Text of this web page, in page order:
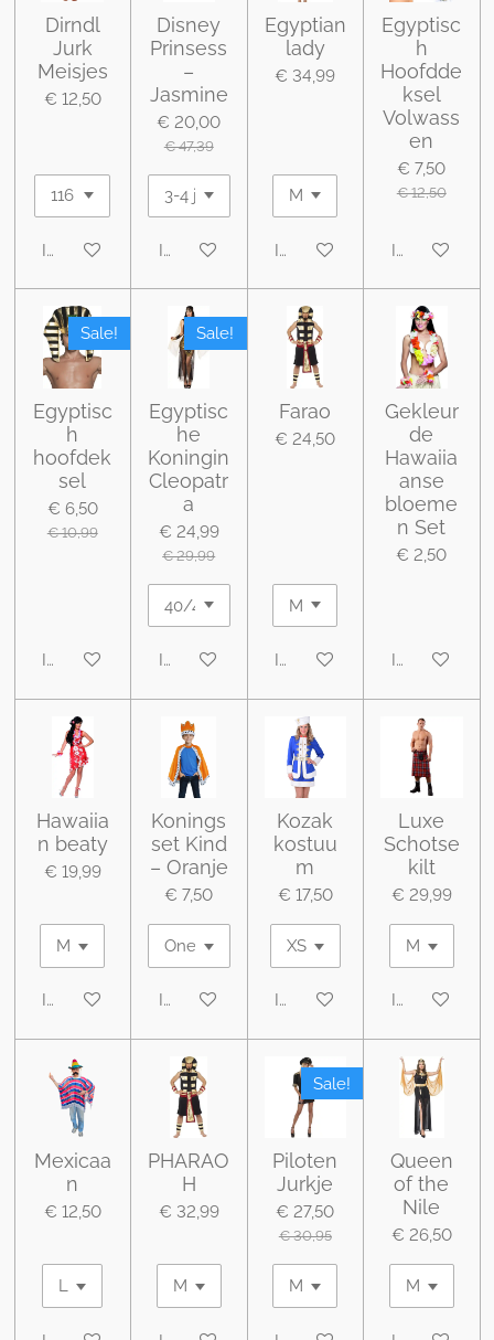
Dirndl
Jurk
Meisjes
€ 12,50
In winkelwagen
Disney
Prinsess
–
Jasmine
€ 20,00
€ 47,39
In winkelwagen
Egyptian
lady
€ 34,99
In winkelwagen
Egyptisc
h
Hoofdde
ksel
Volwass
en
€ 7,50
€ 12,50
In
Sale!
Egyptisc
h
hoofdek
sel
€ 6,50
€ 10,99
In winkelwagen
Sale!
Egyptisc
he
Koningin
Cleopatr
a
€ 24,99
€ 29,99
In winkelwagen
Farao
€ 24,50
In winkelwagen
Gekleur
de
Hawaiia
anse
bloeme
n Set
€ 2,50
In
Hawaiia
n beaty
€ 19,99
In winkelwagen
Konings
set Kind
– Oranje
€ 7,50
In winkelwagen
Kozak
kostuu
m
€ 17,50
In winkelwagen
Luxe
Schotse
kilt
€ 29,99
In
Mexicaa
n
€ 12,50
PHARAO
H
€ 32,99
Sale!
Piloten
Jurkje
€ 27,50
€ 30,95
Queen
of the
Nile
€ 26,50